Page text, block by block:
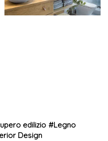
edilizio #Legno
Design